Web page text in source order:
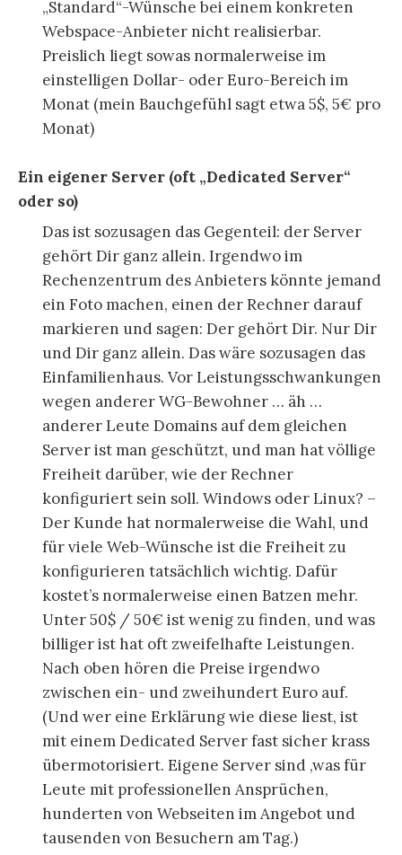
„Standard“-Wünsche bei einem konkreten
Webspace-Anbieter nicht realisierbar.
Preislich liegt sowas normalerweise im
einstelligen Dollar- oder Euro-Bereich im
Monat (mein Bauchgefühl sagt etwa 5$, 5€ pro
Monat)
Ein eigener Server (oft „Dedicated Server“
oder so)
Das ist sozusagen das Gegenteil: der Server
gehört Dir ganz allein. Irgendwo im
Rechenzentrum des Anbieters könnte jemand
ein Foto machen, einen der Rechner darauf
markieren und sagen: Der gehört Dir. Nur Dir
und Dir ganz allein. Das wäre sozusagen das
Einfamilienhaus. Vor Leistungsschwankungen
wegen anderer WG-Bewohner … äh …
anderer Leute Domains auf dem gleichen
Server ist man geschützt, und man hat völlige
Freiheit darüber, wie der Rechner
konfiguriert sein soll. Windows oder Linux? –
Der Kunde hat normalerweise die Wahl, und
für viele Web-Wünsche ist die Freiheit zu
konfigurieren tatsächlich wichtig. Dafür
kostet’s normalerweise einen Batzen mehr.
Unter 50$ / 50€ ist wenig zu finden, und was
billiger ist hat oft zweifelhafte Leistungen.
Nach oben hören die Preise irgendwo
zwischen ein- und zweihundert Euro auf.
(Und wer eine Erklärung wie diese liest, ist
mit einem Dedicated Server fast sicher krass
übermotorisiert. Eigene Server sind ‚was für
Leute mit professionellen Ansprüchen,
hunderten von Webseiten im Angebot und
tausenden von Besuchern am Tag.)